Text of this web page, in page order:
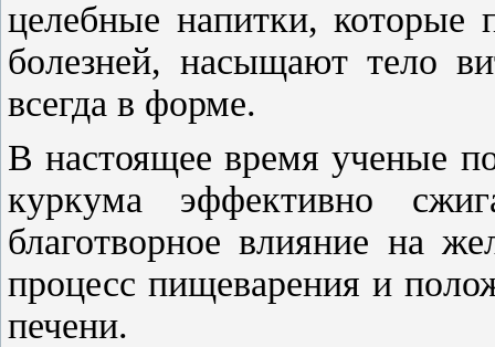
целебные напитки,
болезней, насыщают тело
всегда в форме.
В настоящее время ученые
куркума эффективно
благотворное влияние на
процесс пищеварения и
печени.